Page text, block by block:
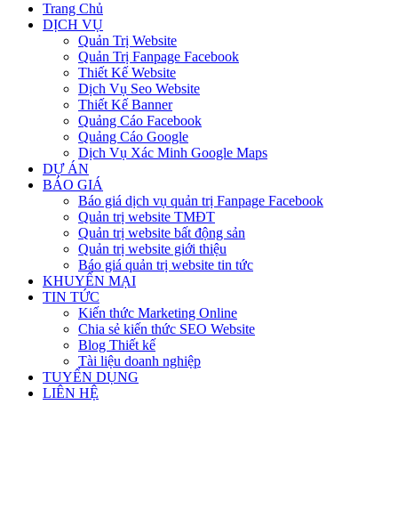
Trang Chủ
DỊCH VỤ
Quản Trị Website
Quản Trị Fanpage Facebook
Thiết Kế Website
Dịch Vụ Seo Website
Thiết Kế Banner
Quảng Cáo Facebook
Quảng Cáo Google
Dịch Vụ Xác Minh Google Maps
DỰ ÁN
BÁO GIÁ
Báo giá dịch vụ quản trị Fanpage Facebook
Quản trị website TMĐT
Quản trị website bất động sản
Quản trị website giới thiệu
Báo giá quản trị website tin tức
KHUYẾN MẠI
TIN TỨC
Kiến thức Marketing Online
Chia sẻ kiến thức SEO Website
Blog Thiết kế
Tài liệu doanh nghiệp
TUYỂN DỤNG
LIÊN HỆ